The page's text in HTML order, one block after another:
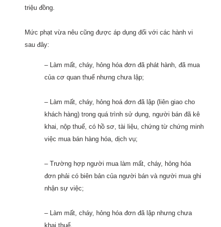
triệu đồng.
Mức phạt vừa nêu cũng được áp dụng đối với các hành vi
sau đây:
– Làm mất, cháy, hỏng hóa đơn đã phát hành, đã mua
của cơ quan thuế nhưng chưa lập;
– Làm mất, cháy, hỏng hoá đơn đã lập (liên giao cho
khách hàng) trong quá trình sử dụng, người bán đã kê
khai, nộp thuế, có hồ sơ, tài liệu, chứng từ chứng minh
việc mua bán hàng hóa, dịch vụ;
– Trường hợp người mua làm mất, cháy, hỏng hóa
đơn phải có biên bản của người bán và người mua ghi
nhận sự việc;
– Làm mất, cháy, hỏng hóa đơn đã lập nhưng chưa
khai thuế.